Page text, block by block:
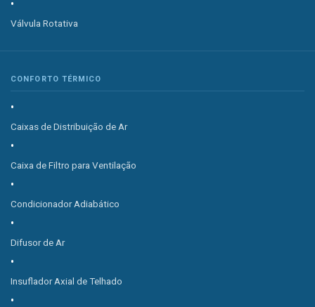
Válvula Rotativa
CONFORTO TÉRMICO
Caixas de Distribuição de Ar
Caixa de Filtro para Ventilação
Condicionador Adiabático
Difusor de Ar
Insuflador Axial de Telhado